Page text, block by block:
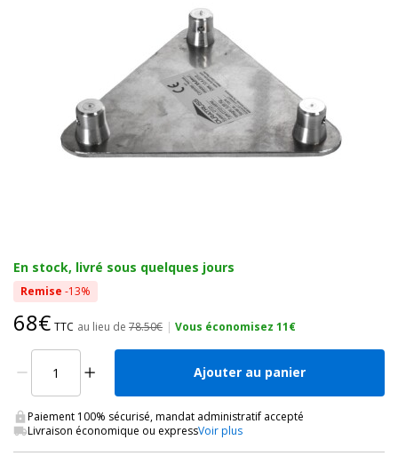
En stock, livré sous quelques jours
Remise -13%
68€ TTC au lieu de 78.50€ | Vous économisez 11€
Ajouter au panier
Paiement 100% sécurisé, mandat administratif accepté
Livraison économique ou expressVoir plus